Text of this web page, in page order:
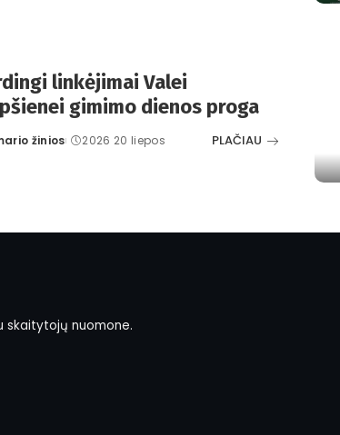
linkėjimai Valei
gimimo dienos proga
žinios 2026 20 liepos PLAČIAU
skaitytojų nuomone.